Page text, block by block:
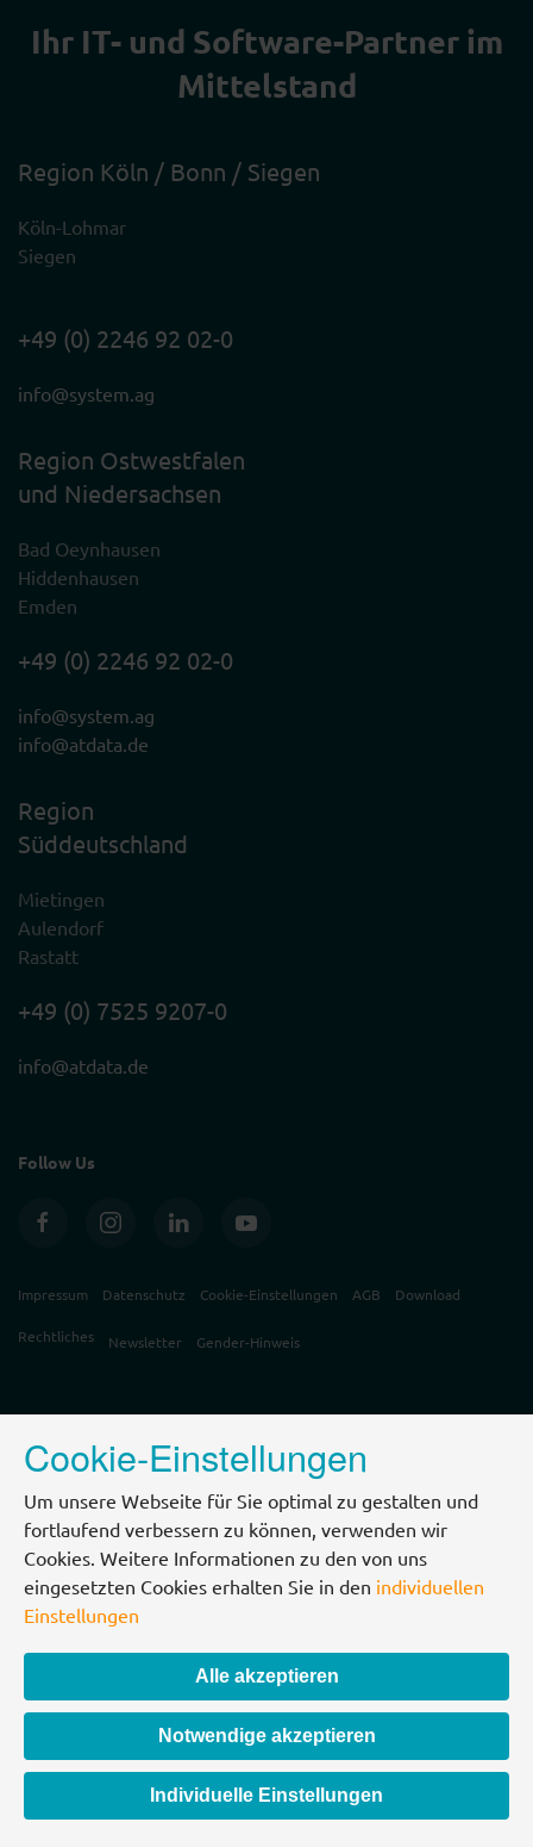
Ihr IT- und Software-Partner im
Mittelstand
Region Köln / Bonn / Siegen
Köln-Lohmar
Siegen
+49 (0) 2246 92 02-0
info@system.ag
Region Ostwestfalen
und Niedersachsen
Bad Oeynhausen
Hiddenhausen
Emden
+49 (0) 2246 92 02-0
info@system.ag
info@atdata.de
Region
Süddeutschland
Mietingen
Aulendorf
Rastatt
+49 (0) 7525 9207-0
info@atdata.de
Follow Us
Impressum Datenschutz Cookie-Einstellungen AGB Download
Rechtliches Newsletter Gender-Hinweis
Cookie-Einstellungen
Um unsere Webseite für Sie optimal zu gestalten und
fortlaufend verbessern zu können, verwenden wir
Cookies. Weitere Informationen zu den von uns
eingesetzten Cookies erhalten Sie in den individuellen
Einstellungen
Alle akzeptieren
Notwendige akzeptieren
Individuelle Einstellungen